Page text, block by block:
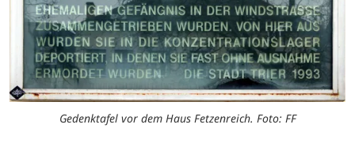
Gedenktafel vor dem Haus Fetzenreich. Foto: FF